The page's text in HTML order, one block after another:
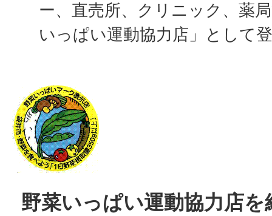
ー、直売所、クリニック、薬
いっぱい運動協力店」として
野菜いっぱい運動協力店